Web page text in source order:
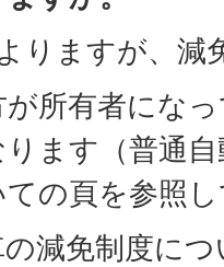
りますが、
所有者にな
ます（普通
の頁を参照
減免制度に